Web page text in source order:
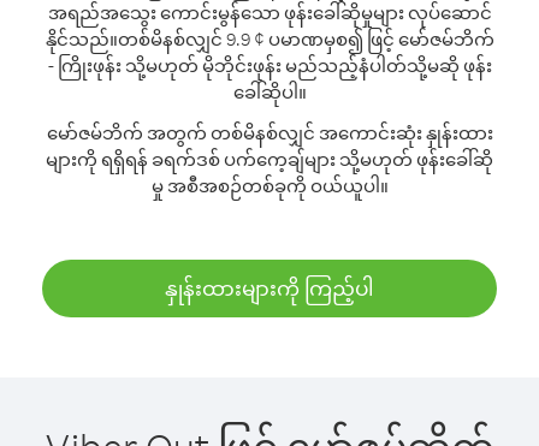
အရည်အသွေး ကောင်းမွန်သော ဖုန်းခေါ်ဆိုမှုများ လုပ်ဆောင်
နိုင်သည်။တစ်မိနစ်လျှင် 9.9 ¢ ပမာဏမှစ၍ ဖြင့် မော်ဇမ်ဘိက်
- ကြိုးဖုန်း သို့မဟုတ် မိုဘိုင်းဖုန်း မည်သည့်နံပါတ်သို့မဆို ဖုန်း
ခေါ်ဆိုပါ။
မော်ဇမ်ဘိက် အတွက် တစ်မိနစ်လျှင် အကောင်းဆုံး နှုန်းထား
များကို ရရှိရန် ခရက်ဒစ် ပက်ကေ့ချ်များ သို့မဟုတ် ဖုန်းခေါ်ဆို
မှု အစီအစဉ်တစ်ခုကို ဝယ်ယူပါ။
နှုန်းထားများကို ကြည့်ပါ